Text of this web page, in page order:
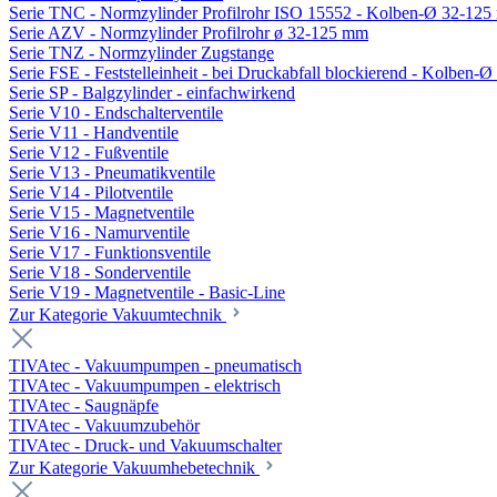
Serie TNC - Normzylinder Profilrohr ISO 15552 - Kolben-Ø 32-125
Serie AZV - Normzylinder Profilrohr ø 32-125 mm
Serie TNZ - Normzylinder Zugstange
Serie FSE - Feststelleinheit - bei Druckabfall blockierend - Kolben-Ø
Serie SP - Balgzylinder - einfachwirkend
Serie V10 - Endschalterventile
Serie V11 - Handventile
Serie V12 - Fußventile
Serie V13 - Pneumatikventile
Serie V14 - Pilotventile
Serie V15 - Magnetventile
Serie V16 - Namurventile
Serie V17 - Funktionsventile
Serie V18 - Sonderventile
Serie V19 - Magnetventile - Basic-Line
Zur Kategorie Vakuumtechnik
TIVAtec - Vakuumpumpen - pneumatisch
TIVAtec - Vakuumpumpen - elektrisch
TIVAtec - Saugnäpfe
TIVAtec - Vakuumzubehör
TIVAtec - Druck- und Vakuumschalter
Zur Kategorie Vakuumhebetechnik